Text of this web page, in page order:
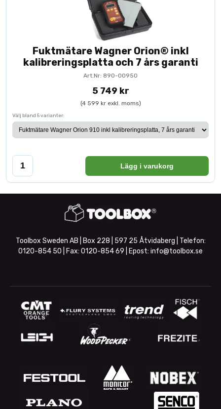
Fuktmätare Wagner Orion® inkl
kalibreringsplatta och 7 års garanti
Art.Nr: 890-00950
5 749 kr
(4 599 kr exkl. moms)
Välj bland 5 varianter:
Lägg i varukorg
Toolbox Sweden AB | Box 228 | 597 25 Åtvidaberg | Telefon:
0120-854 50 | Fax: 0120-854 69 | Epost: info@toolbox.se